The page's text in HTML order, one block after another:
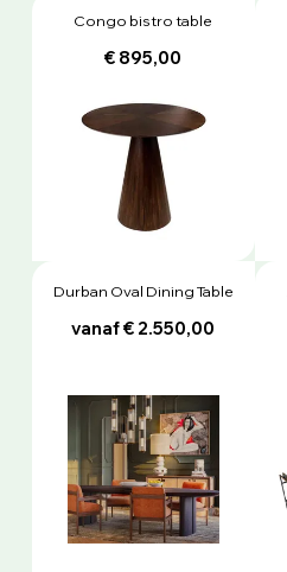
Congo bistro table
€ 895,00
Durban Oval Dining Table
vanaf € 2.550,00